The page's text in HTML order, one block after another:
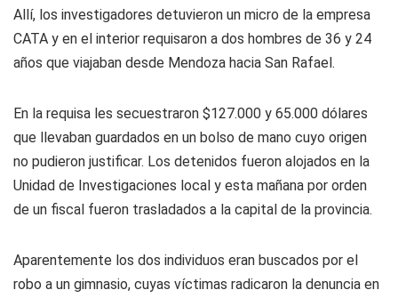
Allí, los investigadores detuvieron un micro de la empresa
CATA y en el interior requisaron a dos hombres de 36 y 24
años que viajaban desde Mendoza hacia San Rafael.
En la requisa les secuestraron $127.000 y 65.000 dólares
que llevaban guardados en un bolso de mano cuyo origen
no pudieron justificar. Los detenidos fueron alojados en la
Unidad de Investigaciones local y esta mañana por orden
de un fiscal fueron trasladados a la capital de la provincia.
Aparentemente los dos individuos eran buscados por el
robo a un gimnasio, cuyas víctimas radicaron la denuncia en